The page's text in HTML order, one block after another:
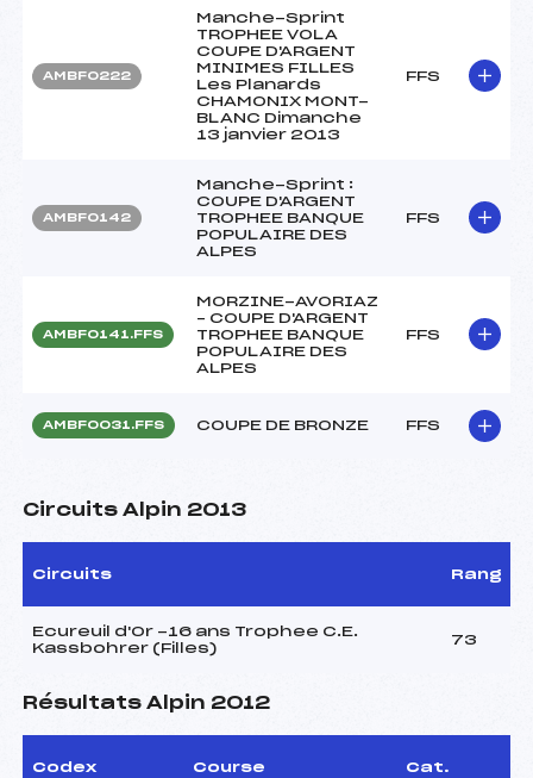
AMBF0222
Manche-Sprint
TROPHEE VOLA
COUPE D'ARGENT
MINIMES FILLES
Les Planards
CHAMONIX MONT-
BLANC Dimanche
13 janvier 2013
FFS
AMBF0142
Manche-Sprint :
COUPE D'ARGENT
TROPHEE BANQUE
POPULAIRE DES
ALPES
FFS
AMBF0141.FFS
MORZINE-AVORIAZ
– COUPE D'ARGENT
TROPHEE BANQUE
POPULAIRE DES
ALPES
FFS
AMBF0031.FFS COUPE DE BRONZE FFS
Circuits Alpin 2013
Circuits Rang
Ecureuil d'Or -16 ans Trophee C.E.
Kassbohrer (Filles)
73
Résultats Alpin 2012
Codex Course Cat.